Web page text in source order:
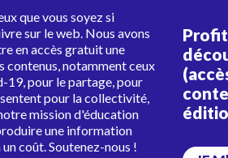
que vous soyez si
sur le web. Nous avons
en accès gratuit une
contenus, notamment ceux
19, pour le partage, pour
pour la collectivité,
mission d'éducation
une information
coût. Soutenez-nous !